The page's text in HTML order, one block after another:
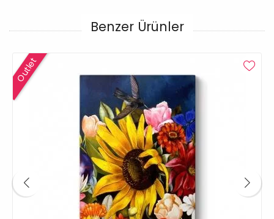
Benzer Ürünler
Outlet